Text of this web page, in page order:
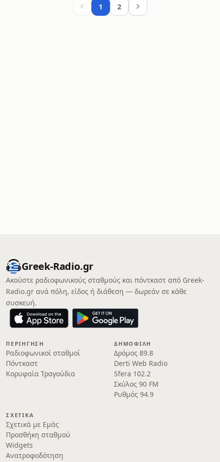
1 2
Greek-Radio.gr
Ακούστε ραδιοφωνικούς σταθμούς και πόντκαστ από Greek-
Radio.gr ανά πόλη, είδος ή διάθεση — δωρεάν σε κάθε
συσκευή.
ΠΕΡΙΉΓΗΣΗ
Ραδιοφωνικοί σταθμοί
Πόντκαστ
Κορυφαία Τραγούδια
ΔΗΜΟΦΙΛΉ
Δρόμος 89.8
Derti Web Radio
Sfera 102.2
Σκύλος 90 FM
Ρυθμός 94.9
ΣΧΕΤΙΚΆ
Σχετικά με Εμάς
Προσθήκη σταθμού
Widgets
Ανατροφοδότηση